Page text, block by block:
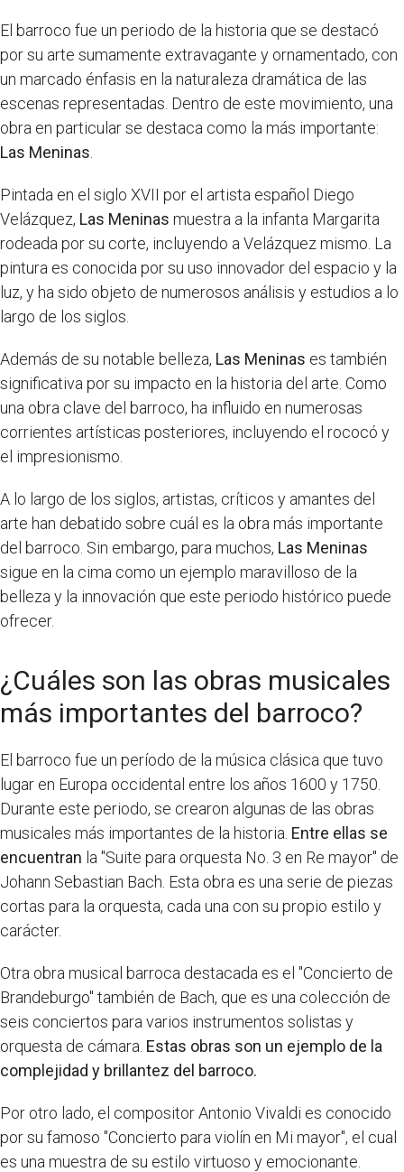
El barroco fue un periodo de la historia que se destacó
por su arte sumamente extravagante y ornamentado, con
un marcado énfasis en la naturaleza dramática de las
escenas representadas. Dentro de este movimiento, una
obra en particular se destaca como la más importante:
Las Meninas
Pintada en el siglo XVII por el artista español Diego
Velázquez, Las Meninas muestra a la infanta Margarita
rodeada por su corte, incluyendo a Velázquez mismo. La
pintura es conocida por su uso innovador del espacio y la
luz, y ha sido objeto de numerosos análisis y estudios a lo
largo de los siglos.
Además de su notable belleza, Las Meninas es también
significativa por su impacto en la historia del arte. Como
una obra clave del barroco, ha influido en numerosas
corrientes artísticas posteriores, incluyendo el rococó y
el impresionismo.
A lo largo de los siglos, artistas, críticos y amantes del
arte han debatido sobre cuál es la obra más importante
del barroco. Sin embargo, para muchos, Las Meninas
sigue en la cima como un ejemplo maravilloso de la
belleza y la innovación que este periodo histórico puede
ofrecer.
¿Cuáles son las obras musicales
más importantes del barroco?
El barroco fue un período de la música clásica que tuvo
lugar en Europa occidental entre los años 1600 y 1750.
Durante este periodo, se crearon algunas de las obras
musicales más importantes de la historia. Entre ellas se
encuentran la "Suite para orquesta No. 3 en Re mayor" de
Johann Sebastian Bach. Esta obra es una serie de piezas
cortas para la orquesta, cada una con su propio estilo y
carácter.
Otra obra musical barroca destacada es el "Concierto de
Brandeburgo" también de Bach, que es una colección de
seis conciertos para varios instrumentos solistas y
orquesta de cámara. Estas obras son un ejemplo de la
complejidad y brillantez del barroco.
Por otro lado, el compositor Antonio Vivaldi es conocido
por su famoso "Concierto para violín en Mi mayor", el cual
es una muestra de su estilo virtuoso y emocionante.